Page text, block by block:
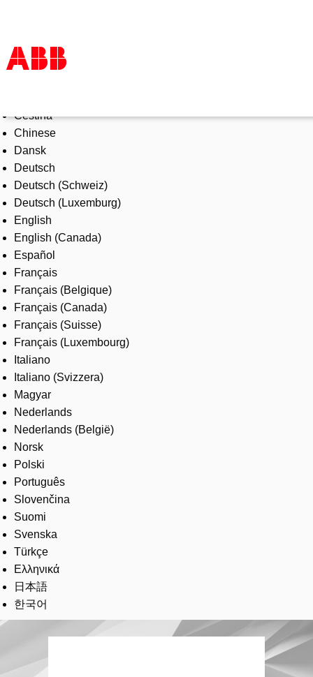
Products & Solutions
Industries
Services
About us
Where to buy
Contact us
Careers
Čeština
Chinese
Dansk
Deutsch
Deutsch (Schweiz)
Deutsch (Luxemburg)
English
English (Canada)
Español
Français
Français (Belgique)
Français (Canada)
Français (Suisse)
Français (Luxembourg)
Italiano
Italiano (Svizzera)
Magyar
Nederlands
Nederlands (België)
Norsk
Polski
Português
Slovenčina
Suomi
Svenska
Türkçe
Ελληνικά
日本語
한국어